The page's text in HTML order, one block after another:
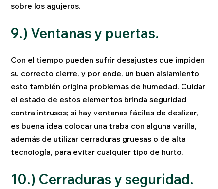
sobre los agujeros.
9.) Ventanas y puertas.
Con el tiempo pueden sufrir desajustes que impiden
su correcto cierre, y por ende, un buen aislamiento;
esto también origina problemas de humedad. Cuidar
el estado de estos elementos brinda seguridad
contra intrusos; si hay ventanas fáciles de deslizar,
es buena idea colocar una traba con alguna varilla,
además de utilizar cerraduras gruesas o de alta
tecnología, para evitar cualquier tipo de hurto.
10.) Cerraduras y seguridad.